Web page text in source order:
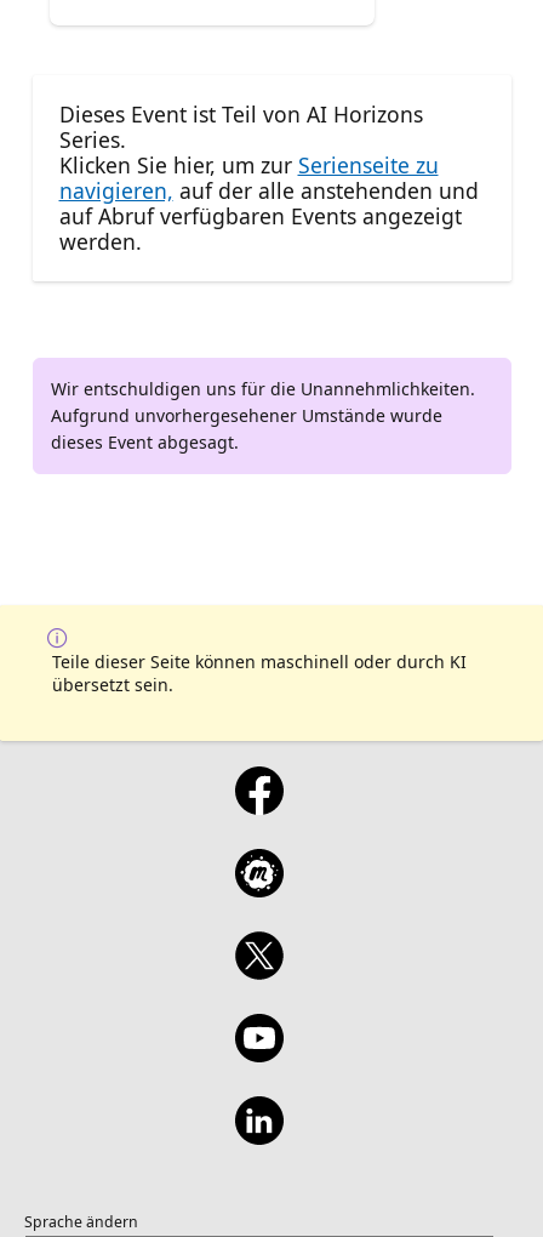
Dieses Event ist Teil von AI Horizons
Series.
Klicken Sie hier, um zur Serienseite zu
navigieren, auf der alle anstehenden und
auf Abruf verfügbaren Events angezeigt
werden.
Wir entschuldigen uns für die Unannehmlichkeiten.
Aufgrund unvorhergesehener Umstände wurde
dieses Event abgesagt.
Teile dieser Seite können maschinell oder durch KI
übersetzt sein.
Sprache ändern